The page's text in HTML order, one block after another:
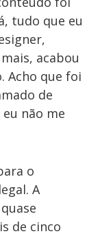
tudo que eu
acabou
Acho que foi
de
não me
o
A
de cinco